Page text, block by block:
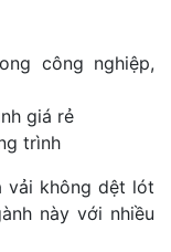
công nghiệp,
giá rẻ
trình
vải không dệt lót
này với nhiều